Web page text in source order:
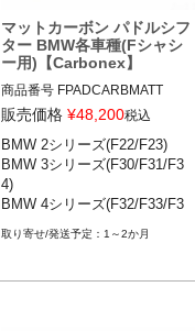
マットカーボン パドルシフ
ター BMW各車種(Fシャシ
ー用)【Carbonex】
商品番号 FPADCARBMATT
FPADCARBMATT
BMW 2シリーズ(F22/F23) 14-21
BMW 3シリーズ(F30/F31/F34) 1
2-19
BMW 4シリーズ(F32/F33/F36) 1
3-19
販売価格 ¥48,200税込
BMW 2シリーズ(F22/F23)
BMW 3シリーズ(F30/F31/F3
4)
BMW 4シリーズ(F32/F33/F3
BMW 5シリーズ(F10/F11)等
1～2か月